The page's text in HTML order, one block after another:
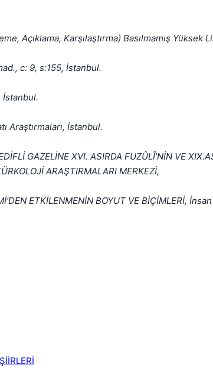
Açıklama, Karşılaştırma) Basılmamış Yüksek
c: 9, s:155, İstanbul.
İstanbul.
Araştırmaları, İstanbul.
GAZELİNE XVI. ASIRDA FUZÛLÎ’NİN VE
ARAŞTIRMALARI MERKEZİ,
ETKİLENMENİN BOYUT VE BİÇİMLERİ,